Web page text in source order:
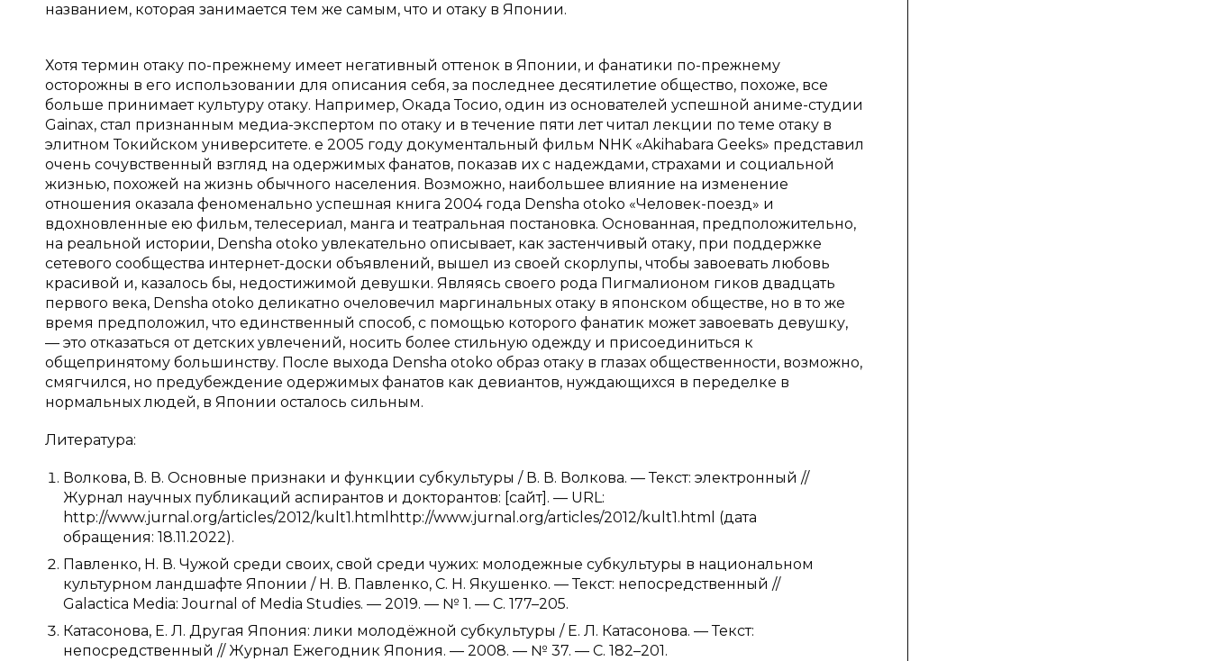
названием, которая занимается тем же самым, что и отаку в Японии.
Хотя термин отаку по-прежнему имеет негативный оттенок в Японии, и фанатики по-прежнему
осторожны в его использовании для описания себя, за последнее десятилетие общество, похоже, все
больше принимает культуру отаку. Например, Окада Тосио, один из основателей успешной аниме-студии
Gainax, стал признанным медиа-экспертом по отаку и в течение пяти лет читал лекции по теме отаку в
элитном Токийском университете. e 2005 году документальный фильм NHK «Akihabara Geeks» представил
очень сочувственный взгляд на одержимых фанатов, показав их с надеждами, страхами и социальной
жизнью, похожей на жизнь обычного населения. Возможно, наибольшее влияние на изменение
отношения оказала феноменально успешная книга 2004 года Densha otoko «Человек-поезд» и
вдохновленные ею фильм, телесериал, манга и театральная постановка. Основанная, предположительно,
на реальной истории, Densha otoko увлекательно описывает, как застенчивый отаку, при поддержке
сетевого сообщества интернет-доски объявлений, вышел из своей скорлупы, чтобы завоевать любовь
красивой и, казалось бы, недостижимой девушки. Являясь своего рода Пигмалионом гиков двадцать
первого века, Densha otoko деликатно очеловечил маргинальных отаку в японском обществе, но в то же
время предположил, что единственный способ, с помощью которого фанатик может завоевать девушку,
— это отказаться от детских увлечений, носить более стильную одежду и присоединиться к
общепринятому большинству. После выхода Densha otoko образ отаку в глазах общественности, возможно,
смягчился, но предубеждение одержимых фанатов как девиантов, нуждающихся в переделке в
нормальных людей, в Японии осталось сильным.
Литература:
Волкова, В. В. Основные признаки и функции субкультуры / В. В. Волкова. — Текст: электронный //
Журнал научных публикаций аспирантов и докторантов: [сайт]. — URL:
http://www.jurnal.org/articles/2012/kult1.htmlhttp://www.jurnal.org/articles/2012/kult1.html (дата
обращения: 18.11.2022).
Павленко, Н. В. Чужой среди своих, свой среди чужих: молодежные субкультуры в национальном
культурном ландшафте Японии / Н. В. Павленко, С. Н. Якушенко. — Текст: непосредственный //
Galactica Media: Journal of Media Studies. — 2019. — № 1. — С. 177–205.
Катасонова, Е. Л. Другая Япония: лики молодёжной субкультуры / Е. Л. Катасонова. — Текст:
непосредственный // Журнал Ежегодник Япония. — 2008. — № 37. — С. 182–201.